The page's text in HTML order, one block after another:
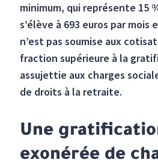
minimum, qui représente 15
s’élève à 693 euros par mois
n’est pas soumise aux
fraction supérieure à la
assujettie aux charges
de droits à la retraite.
Une
exonérée de